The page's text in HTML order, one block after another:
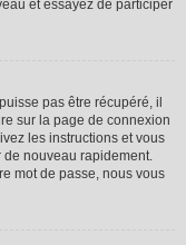
et essayez de participer
pas être récupéré, il
sur la page de connexion
les instructions et vous
nouveau rapidement.
mot de passe, nous vous